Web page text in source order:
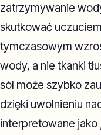
zatrzymywanie
skutkować
tymczasowym
wody, a nie tkanki
sól może szybko
dzięki uwolnieniu
interpretowane jako